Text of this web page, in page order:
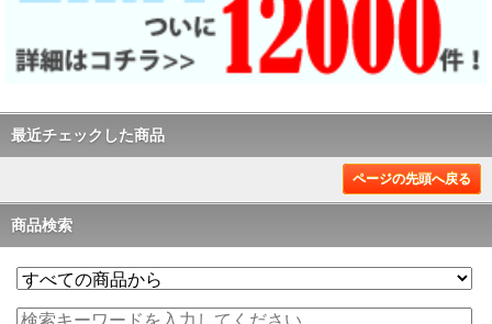
最近チェックした商品
ページの先頭へ戻る
商品検索